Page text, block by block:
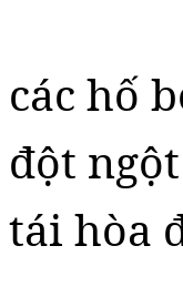
các hố
đột
tái hòa